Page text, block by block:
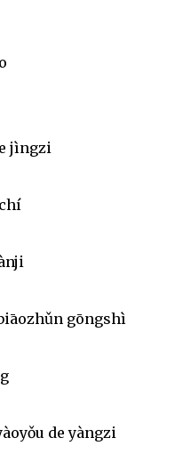
jìngzi
gōngshì
de yàngzi